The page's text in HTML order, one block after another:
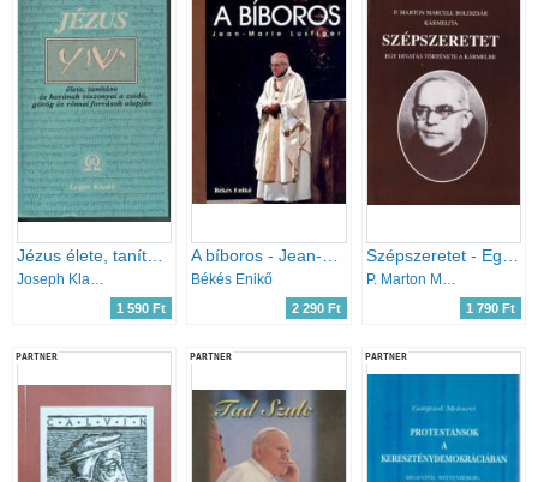
Joseph Klausner
1 590 Ft
Békés Enikő
2 290 Ft
P. Marton Marcell Boldizsár
1 790 Ft
PARTNER PARTNER PARTNER